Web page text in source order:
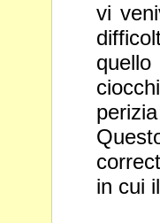
vi
perizia
in cui